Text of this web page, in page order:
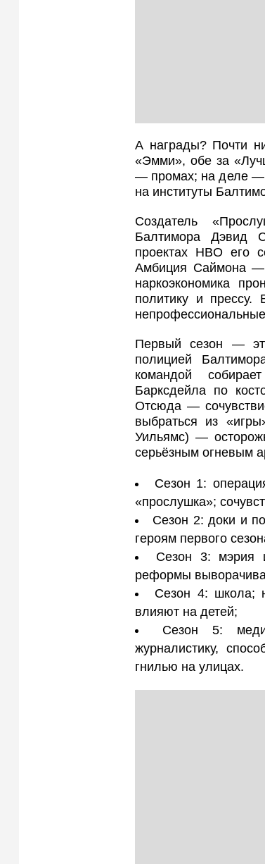
А награды? Почти
«Эмми», обе за
— промах; на деле —
на институты
Создатель
Балтимора Дэвид
проектах HBO его
Амбиция Саймона —
наркоэкономика
политику и
Первый сезон —
полицией
командой
Барксдейла по
Отсюда —
выбраться из
Уильямс) —
серьёзным огневым
Сезон 1:
«прослушка»;
Сезон 2: доки и
героям первого
Сезон 3: мэрия
реформы
Сезон 4: школа;
влияют на детей;
Сезон 5:
журналистику,
гнилью на улицах.